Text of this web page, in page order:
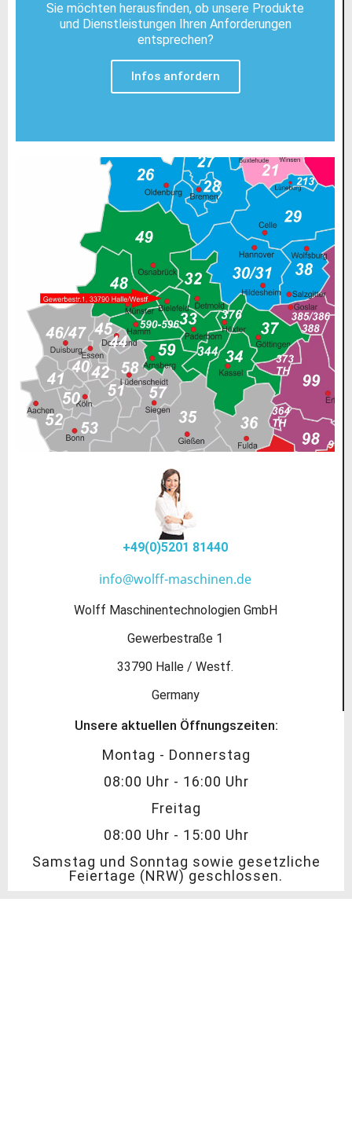
Sie möchten herausfinden, ob unsere Produkte
und Dienstleistungen Ihren Anforderungen
entsprechen?
Infos anfordern
+49(0)5201 81440
info@wolff-maschinen.de
Wolff Maschinentechnologien GmbH
Gewerbestraße 1
33790 Halle / Westf.
Germany
Unsere aktuellen Öffnungszeiten:
Montag - Donnerstag
08:00 Uhr - 16:00 Uhr
Freitag
08:00 Uhr - 15:00 Uhr
Samstag und Sonntag sowie gesetzliche
Feiertage (NRW) geschlossen.